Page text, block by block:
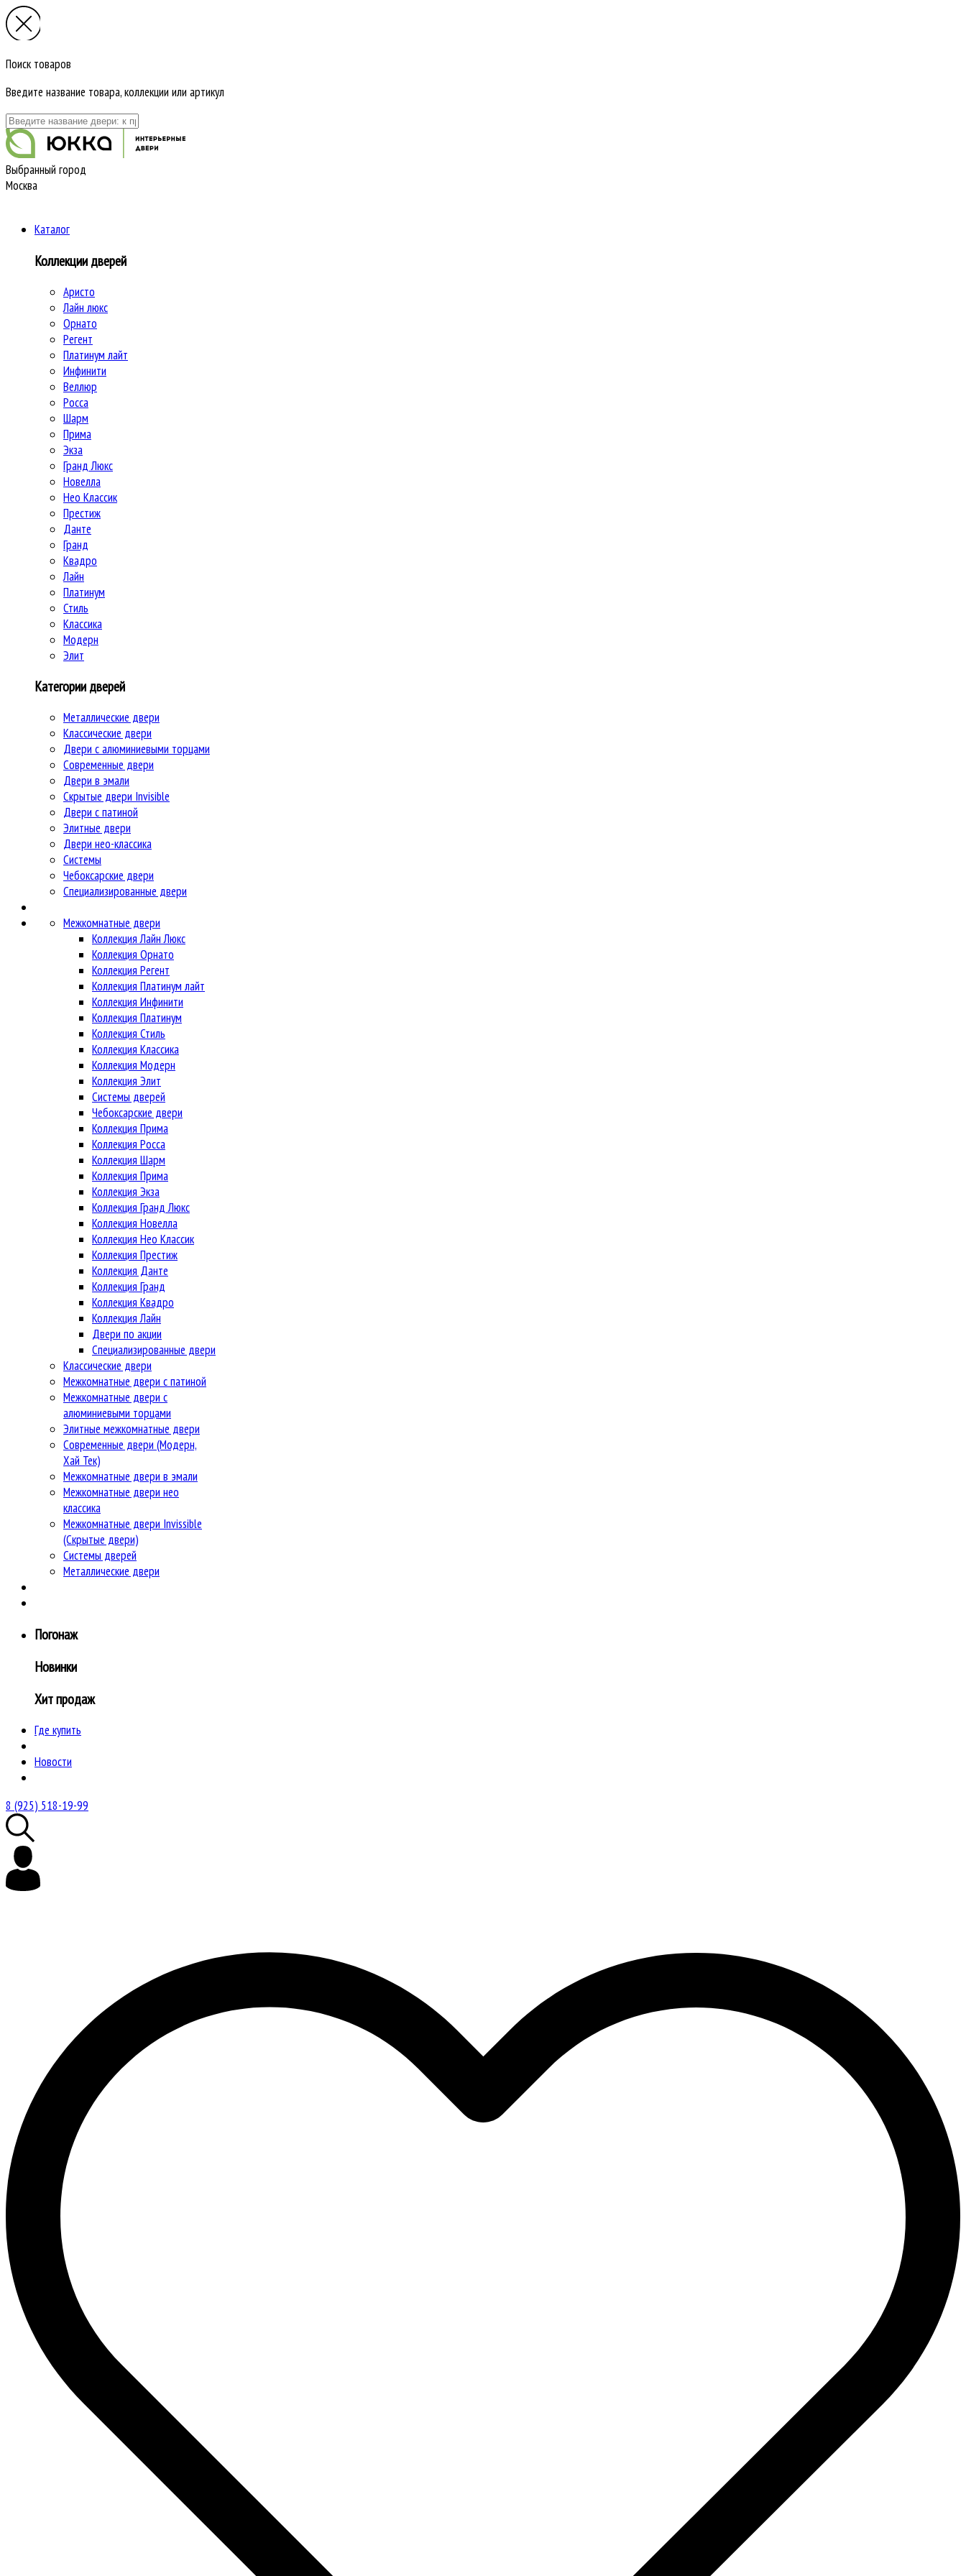
Поиск товаров
Введите название товара, коллекции или артикул
Выбранный город
Москва
Каталог
Коллекции дверей
Аристо
Лайн люкс
Орнато
Регент
Платинум лайт
Инфинити
Веллюр
Росса
Шарм
Прима
Экза
Гранд Люкс
Новелла
Нео Классик
Престиж
Данте
Гранд
Квадро
Лайн
Платинум
Стиль
Классика
Модерн
Элит
Категории дверей
Металлические двери
Классические двери
Двери c алюминиевыми торцами
Современные двери
Двери в эмали
Скрытые двери Invisible
Двери с патиной
Элитные двери
Двери нео-классика
Системы
Чебоксарские двери
Специализированные двери
Межкомнатные двери
Коллекция Лайн Люкс
Коллекция Орнато
Коллекция Регент
Коллекция Платинум лайт
Коллекция Инфинити
Коллекция Платинум
Коллекция Стиль
Коллекция Классика
Коллекция Модерн
Коллекция Элит
Системы дверей
Чебоксарские двери
Коллекция Прима
Коллекция Росса
Коллекция Шарм
Коллекция Прима
Коллекция Экза
Коллекция Гранд Люкс
Коллекция Новелла
Коллекция Нео Классик
Коллекция Престиж
Коллекция Данте
Коллекция Гранд
Коллекция Квадро
Коллекция Лайн
Двери по акции
Специализированные двери
Классические двери
Межкомнатные двери с патиной
Межкомнатные двери с
алюминиевыми торцами
Элитные межкомнатные двери
Современные двери (Модерн,
Хай Тек)
Межкомнатные двери в эмали
Межкомнатные двери нео
классика
Межкомнатные двери Invissible
(Скрытые двери)
Системы дверей
Металлические двери
Погонаж
Новинки
Хит продаж
Где купить
Новости
8 (925) 518-19-99